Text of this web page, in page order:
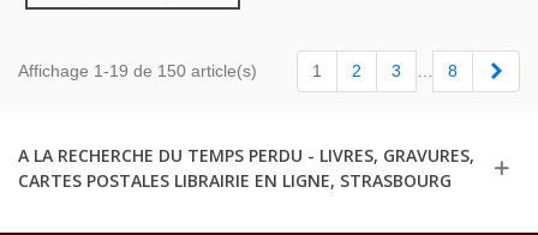
Affichage 1-19 de 150 article(s) 1 2 3 8
A LA RECHERCHE DU TEMPS PERDU - LIVRES, GRAVURES,
CARTES POSTALES LIBRAIRIE EN LIGNE, STRASBOURG